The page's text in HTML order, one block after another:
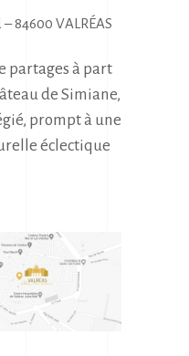
84600 VALRÉAS
partages à part
de Simiane,
prompt à une
éclectique